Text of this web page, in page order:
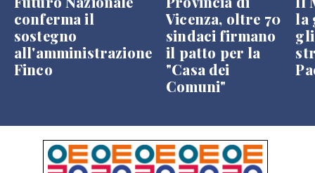
conferma il
sostegno
all'amministrazione
Finco
Vicenza, oltre 70
sindaci firmano
il patto per la
"Casa dei
Comuni"
la